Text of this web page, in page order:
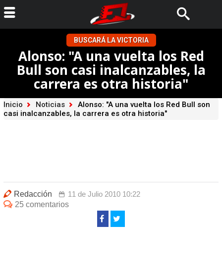
BUSCARÁ LA VICTORIA
Alonso: "A una vuelta los Red
Bull son casi inalcanzables, la
carrera es otra historia"
Inicio Noticias
Alonso: "A una vuelta los Red Bull son
casi inalcanzables, la carrera es otra historia"
Redacción
11 de Julio 2010 10:22
25 comentarios